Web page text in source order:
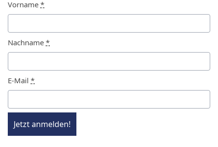
Vorname *
Nachname *
E-Mail *
Jetzt anmelden!